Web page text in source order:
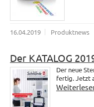
16.04.2019 Produktnews
Der KATALOG
Der neue
fertig. Jetzt